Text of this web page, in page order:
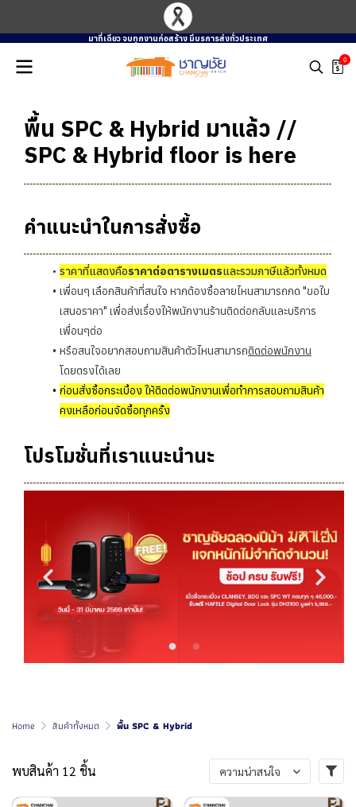
มาที่เดียว จบทุกงานก่อสร้าง มีบรการส่งทั่วประเทศ
0
พื้น SPC & Hybrid มาแล้ว //
SPC & Hybrid floor is here
คำแนะนำในการสั่งซื้อ
ราคาที่แสดงคือราคาต่อตารางเมตรและรวมภาษีแล้วทั้งหมด
เพื่อนๆ เลือกสินค้าที่สนใจ หากต้องซื้อลายไหนสามารถกด "ขอใบ
เสนอราคา" เพื่อส่งเรื่องให้พนักงานร้านติดต่อกลับและบริการ
เพื่อนๆต่อ
หรือสนใจอยากสอบถามสินค้าตัวไหนสามารถติดต่อพนักงาน
โดยตรงได้เลย
ก่อนสั่งซื้อกระเบื้อง ให้ติดต่อพนักงานเพื่อทำการสอบถามสินค้า
คงเหลือก่อนจัดซื้อทุกครั้ง
โปรโมชั่นที่เราแนะนำนะ
Home สินค้าทั้งหมด พื้น SPC & Hybrid
พบสินค้า 12 ชิ้น ความน่าสนใจ